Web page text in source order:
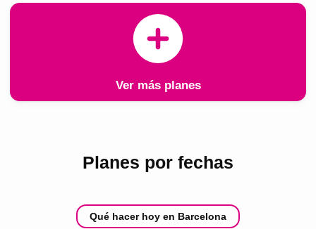
Ver más planes
Planes por fechas
Qué hacer hoy en Barcelona